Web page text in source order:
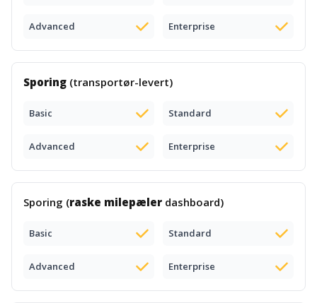
Advanced Enterprise
Sporing (transportør-levert)
Basic Standard
Advanced Enterprise
Sporing (raske milepæler dashboard)
Basic Standard
Advanced Enterprise